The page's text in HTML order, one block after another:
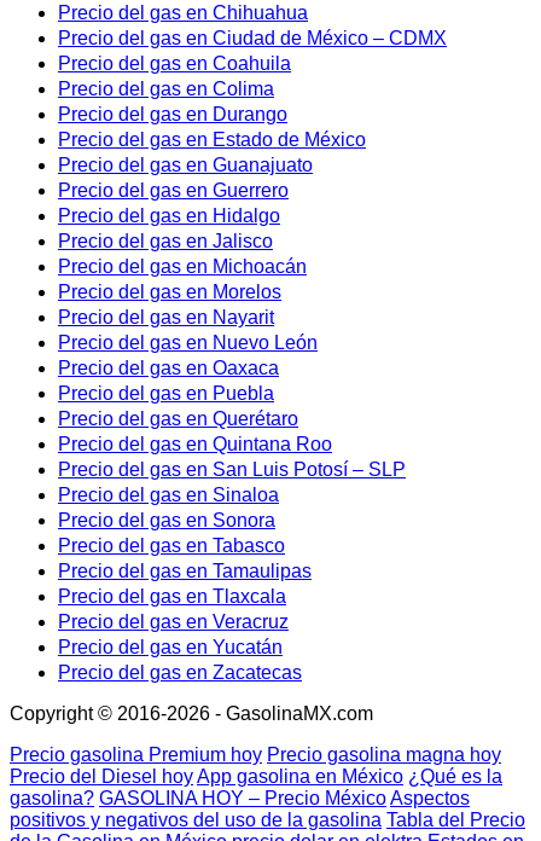
Precio del gas en Chihuahua
Precio del gas en Ciudad de México – CDMX
Precio del gas en Coahuila
Precio del gas en Colima
Precio del gas en Durango
Precio del gas en Estado de México
Precio del gas en Guanajuato
Precio del gas en Guerrero
Precio del gas en Hidalgo
Precio del gas en Jalisco
Precio del gas en Michoacán
Precio del gas en Morelos
Precio del gas en Nayarit
Precio del gas en Nuevo León
Precio del gas en Oaxaca
Precio del gas en Puebla
Precio del gas en Querétaro
Precio del gas en Quintana Roo
Precio del gas en San Luis Potosí – SLP
Precio del gas en Sinaloa
Precio del gas en Sonora
Precio del gas en Tabasco
Precio del gas en Tamaulipas
Precio del gas en Tlaxcala
Precio del gas en Veracruz
Precio del gas en Yucatán
Precio del gas en Zacatecas
Copyright © 2016-2026 - GasolinaMX.com
Precio gasolina Premium hoy Precio gasolina magna hoy
Precio del Diesel hoyApp gasolina en México ¿Qué es la
gasolina? GASOLINA HOY – Precio MéxicoAspectos
positivos y negativos del uso de la gasolina Tabla del Precio